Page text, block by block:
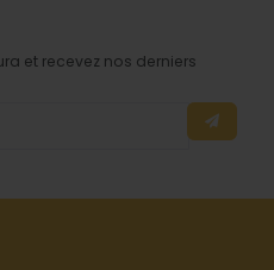
et recevez nos derniers